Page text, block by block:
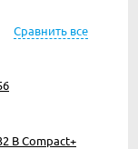
Сравнить все
B Compact+